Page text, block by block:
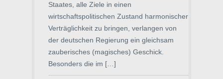
Staates, alle Ziele in einen
wirtschaftspolitischen Zustand harmonischer
Verträglichkeit zu bringen, verlangen von
der deutschen Regierung ein gleichsam
zauberisches (magisches) Geschick.
Besonders die im […]